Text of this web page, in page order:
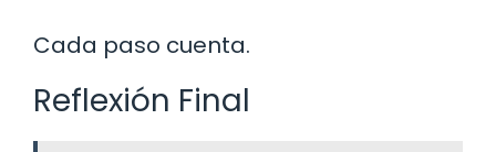
Cada paso cuenta.
Reflexión Final